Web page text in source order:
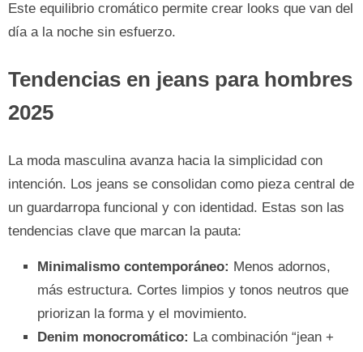
Este equilibrio cromático permite crear looks que van del
día a la noche sin esfuerzo.
Tendencias en jeans para hombres
2025
La moda masculina avanza hacia la simplicidad con
intención. Los jeans se consolidan como pieza central de
un guardarropa funcional y con identidad. Estas son las
tendencias clave que marcan la pauta:
Minimalismo contemporáneo: Menos adornos,
más estructura. Cortes limpios y tonos neutros que
priorizan la forma y el movimiento.
Denim monocromático: La combinación “jean +